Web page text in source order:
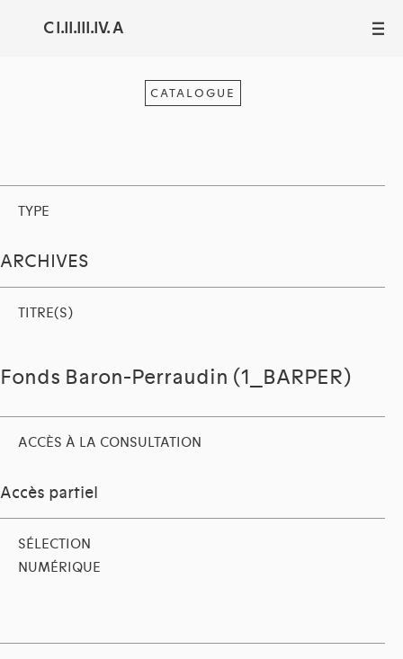
C I.II.III.IV. A III
CATALOGUE
TYPE
ARCHIVES
TITRE(S)
Fonds Baron-Perraudin (1_BARPER)
ACCÈS À LA CONSULTATION
Accès partiel
SÉLECTION
NUMÉRIQUE